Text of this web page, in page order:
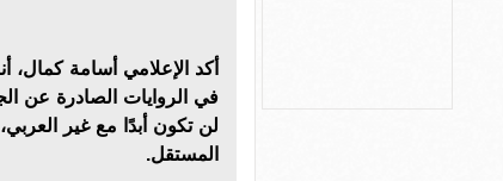
أكد الإعلامي أسامة كمال،
في الروايات الصادرة عن
لن تكون أبدًا مع غير
المستقل.